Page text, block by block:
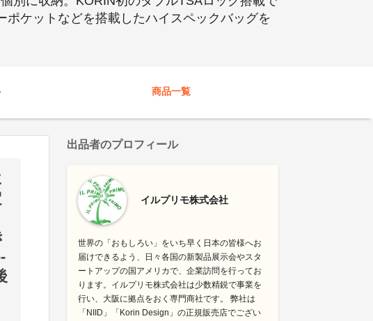
ケットなどを搭載したハイスペックバッグを
商品一覧
出品者のプロフィール
イルプリモ株式会社
世界の「おもしろい」をいち早く日本の皆様へお
届けできるよう、日々各国の新製品展示会やスタ
ートアップの国アメリカで、企業訪問を行ってお
ります。イルプリモ株式会社は少数精鋭で事業を
行い、大阪に拠点をおく専門商社です。 弊社は
「NIID」「Korin Design」の正規販売店でござい